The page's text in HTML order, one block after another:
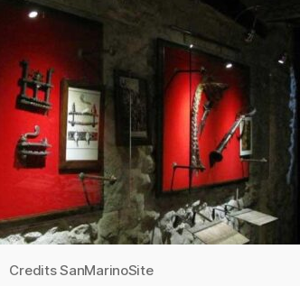
Credits SanMarinoSite